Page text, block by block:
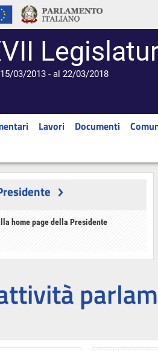
03/2013 - al 22/03/2018
Lavori Documenti
home page della Presidente